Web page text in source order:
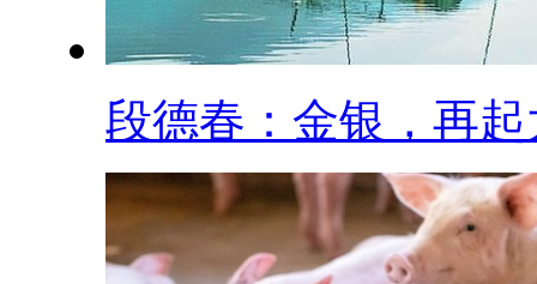
段德春：金银，再起